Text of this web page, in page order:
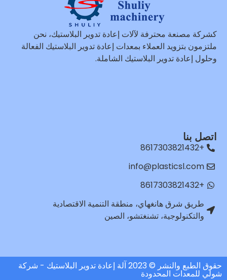
كشركة مصنعة محترفة لآلات إعادة تدوير البلاستيك، نحن
ملتزمون بتزويد العملاء بمعدات إعادة تدوير البلاستيك الفعالة
وحلول إعادة تدوير البلاستيك الشاملة.
اتصل بنا
+8617303821432
info@plasticsl.com
+8617303821432
طريق شرق هانغهاي، منطقة التنمية الاقتصادية
والتكنولوجية، تشنغتشو، الصين
حقوق الطبع والنشر © 2023 آلة إعادة تدوير البلاستيك - شركة
شولي للمعدات المحدودة